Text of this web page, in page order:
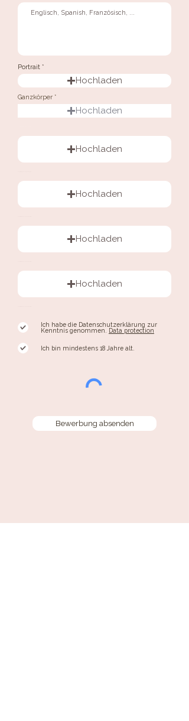
Portrait
Hochladen
Ganzkörper
Hochladen
Hochladen
Hochladen
Hochladen
Hochladen
Ich habe die Datenschutzerklärung zur
Kenntnis genommen.
Data protection
Ich bin mindestens 18 Jahre alt.
Bewerbung absenden